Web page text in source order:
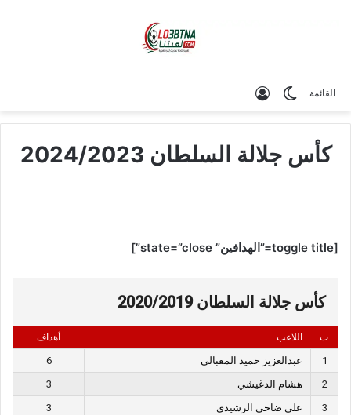
القائمة الوضع المظلم
كأس جلالة السلطان 2024/2023
[toggle title=”الهدافين” state=”close”]
كأس جلالة السلطان 2020/2019
ت اللاعب أهداف
1 عبدالعزيز حميد المقبالي
6
2
هشام الدغيشي
3
3
علي ضاحي الرشيدي
3